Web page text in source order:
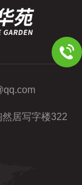
居写字楼322